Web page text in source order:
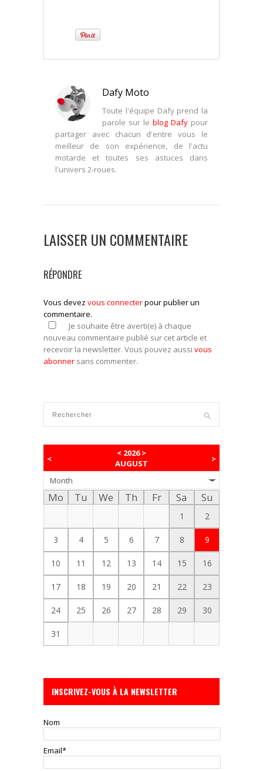
Dafy Moto
Toute l'équipe Dafy prend la
parole sur le blog Dafy pour
partager avec chacun d'entre vous le
meilleur de son expérience, de l'actu
motarde et toutes ses astuces dans
l'univers 2-roues.
LAISSER UN COMMENTAIRE
RÉPONDRE
Vous devez vous connecterpour publier un
commentaire.
Je souhaite être averti(e) à chaque
nouveau commentaire publié sur cet article et
recevoir la newsletter. Vous pouvez aussi vous
abonner sans commenter.
<
< 2026>
AUGUST
>
Month
Mo Tu We Th Fr Sa Su
1 2
3 4 5 6 7 8 9
10 11 12 13 14 15 16
17 18 19 20 21 22 23
24 25 26 27 28 29 30
31
INSCRIVEZ-VOUS À LA NEWSLETTER
Nom
Email*